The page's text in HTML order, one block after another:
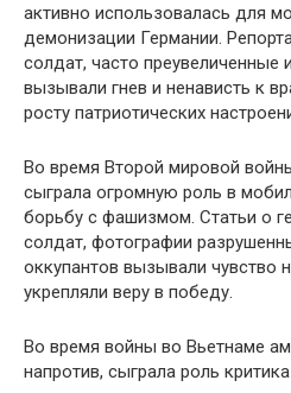
активно использовалась для
демонизации Германии.
солдат, часто преувеличенные
вызывали гнев и ненависть к
росту патриотических
Во время Второй мировой
сыграла огромную роль в
борьбу с фашизмом. Статьи о
солдат, фотографии
оккупантов вызывали чувство
укрепляли веру в победу.
Во время войны во Вьетнаме
напротив, сыграла роль